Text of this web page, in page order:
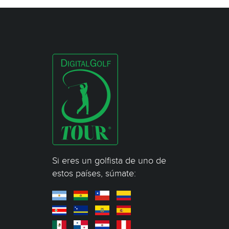
Si eres un golfista de uno de
estos países, súmate: